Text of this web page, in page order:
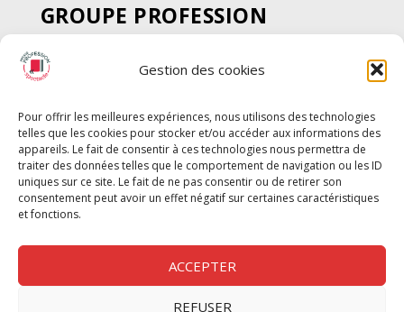
Gestion des cookies
Pour offrir les meilleures expériences, nous utilisons des technologies
telles que les cookies pour stocker et/ou accéder aux informations des
appareils. Le fait de consentir à ces technologies nous permettra de
traiter des données telles que le comportement de navigation ou les ID
uniques sur ce site. Le fait de ne pas consentir ou de retirer son
consentement peut avoir un effet négatif sur certaines caractéristiques
et fonctions.
ACCEPTER
REFUSER
GROUPE PROFESSION
SPECTACLE
Chèque Intermittents
Chèque Compta
Chèque Emploi Spectacle
G-Pods
Profession Audio-visuel